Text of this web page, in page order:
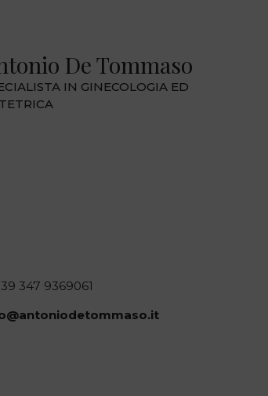
De Tommaso
IN GINECOLOGIA ED
347 9369061